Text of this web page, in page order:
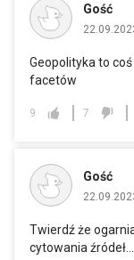
Gość
Geopolityka to
facetów
9 7
Gość
Twierdź że
cytowania źródeł...